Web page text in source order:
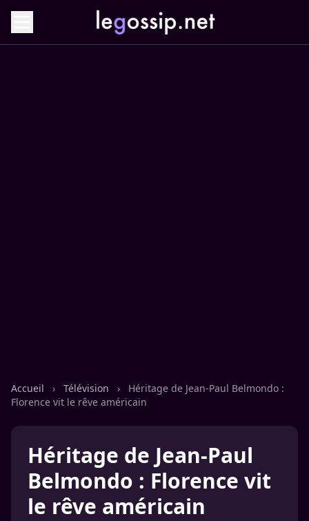
Accueil › Télévision ›
Héritage de Jean-Paul Belmondo :
Florence vit le rêve américain
Héritage de Jean-Paul
Belmondo : Florence vit
le rêve américain